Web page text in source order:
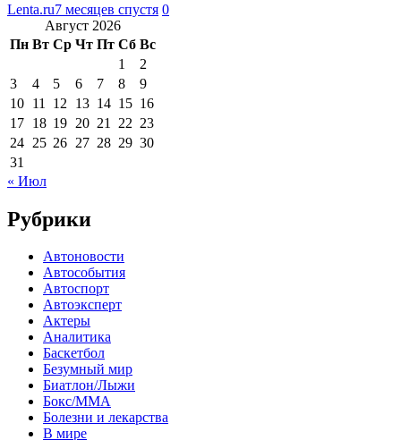
Lenta.ru7 месяцев спустя 0
Август 2026
Пн Вт Ср Чт Пт Сб Вс
1
2
3
4 5 6 7 8
9
10 11 12 13 14 15 16
17 18 19 20 21 22 23
24 25 26 27 28 29 30
31
« Июл
Рубрики
Автоновости
Автособытия
Автоспорт
Автоэксперт
Актеры
Аналитика
Баскетбол
Безумный мир
Биатлон/Лыжи
Бокс/MMA
Болезни и лекарства
В мире